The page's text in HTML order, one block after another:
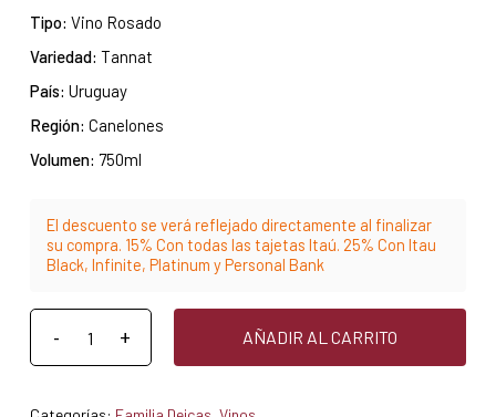
Tipo: Vino Rosado
Variedad: Tannat
País: Uruguay
Región: Canelones
Volumen: 750ml
El descuento se verá reflejado directamente al finalizar
su compra. 15% Con todas las tajetas Itaú. 25% Con Itau
Black, Infinite, Platinum y Personal Bank
AÑADIR AL CARRITO